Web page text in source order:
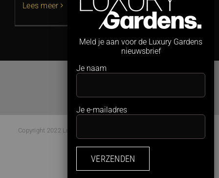
Lees meer
Copyright 2022 Luxury Gardens Magazine | All Rights Reserved |
Webdesign:Studio Kaboem!
Facebook
Instagram
Meld je aan voor de Luxury Gardens
nieuwsbrief
Je naam
Je e-mailadres